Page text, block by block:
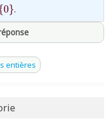
0}.
entières